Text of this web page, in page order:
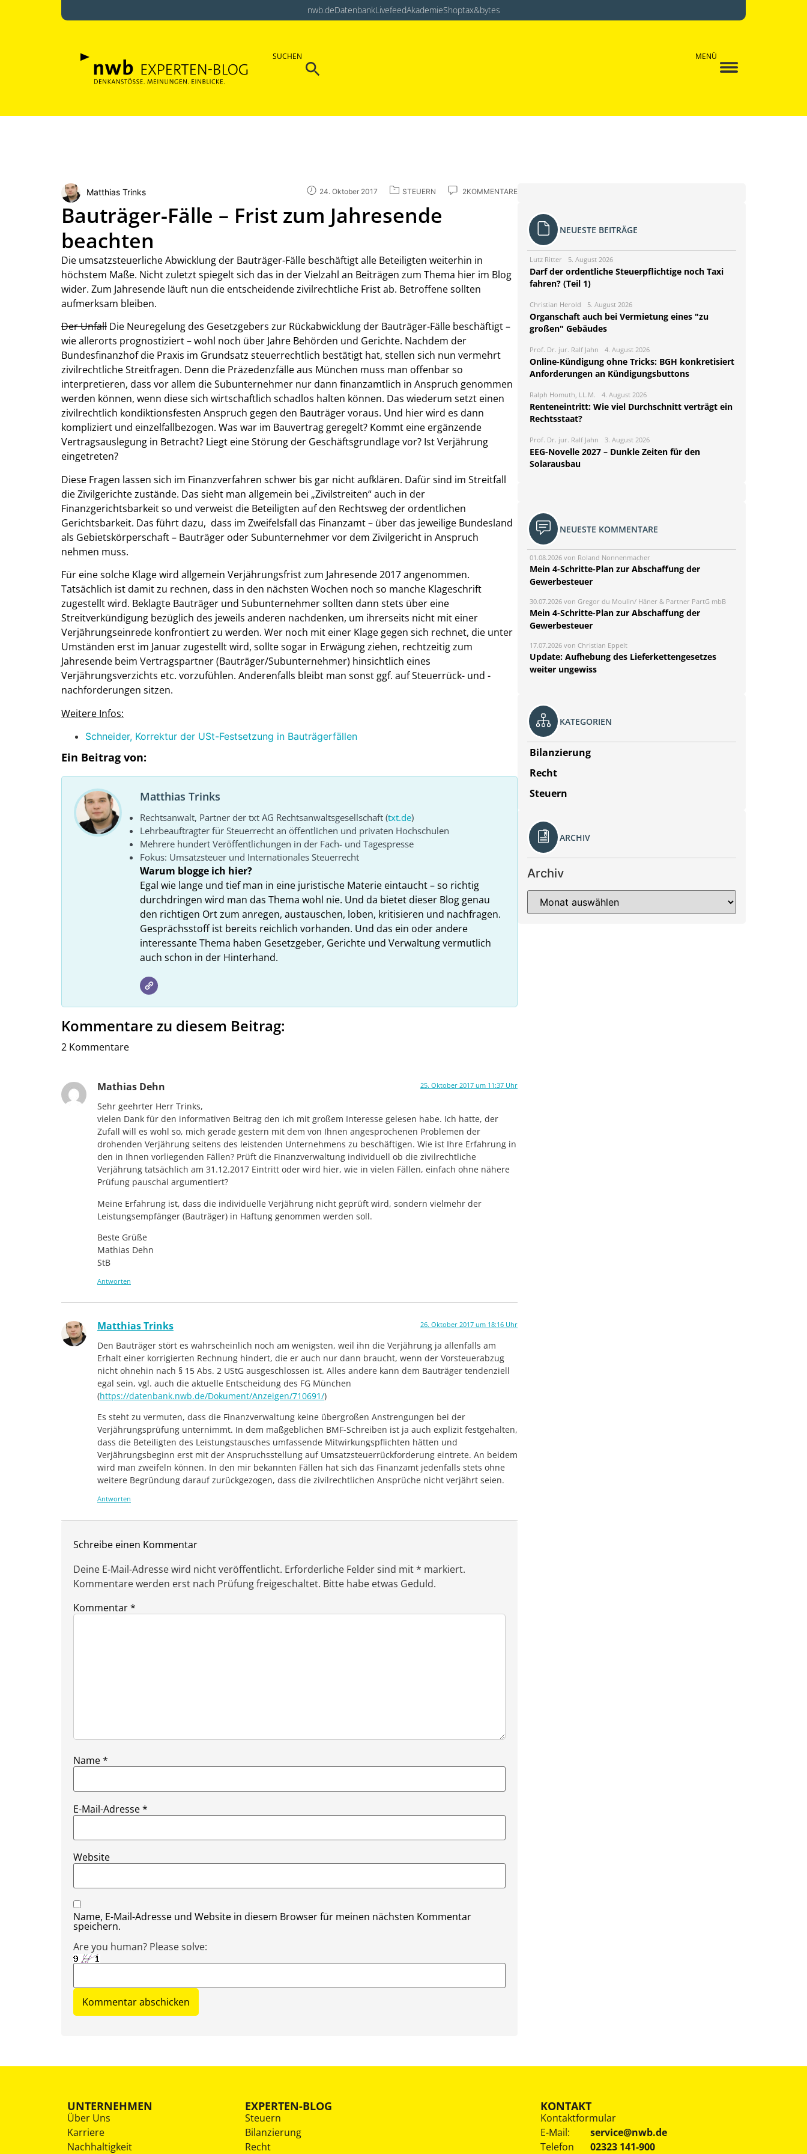
nwb.deDatenbankLivefeedAkademieShoptax&bytes
SUCHEN
Search
MENÜ
Matthias Trinks 24. Oktober 2017 STEUERN 2KOMMENTARE
Bauträger-Fälle – Frist zum Jahresende
beachten
Die umsatzsteuerliche Abwicklung der Bauträger-Fälle beschäftigt alle Beteiligten weiterhin in
höchstem Maße. Nicht zuletzt spiegelt sich das in der Vielzahl an Beiträgen zum Thema hier im Blog
wider. Zum Jahresende läuft nun die entscheidende zivilrechtliche Frist ab. Betroffene sollten
aufmerksam bleiben.
Der Unfall Die Neuregelung des Gesetzgebers zur Rückabwicklung der Bauträger-Fälle beschäftigt –
wie allerorts prognostiziert – wohl noch über Jahre Behörden und Gerichte. Nachdem der
Bundesfinanzhof die Praxis im Grundsatz steuerrechtlich bestätigt hat, stellen sich nun vermehrt
zivilrechtliche Streitfragen. Denn die Präzedenzfälle aus München muss man offenbar so
interpretieren, dass vor allem die Subunternehmer nur dann finanzamtlich in Anspruch genommen
werden können, wenn diese sich wirtschaftlich schadlos halten können. Das wiederum setzt einen
zivilrechtlich kondiktionsfesten Anspruch gegen den Bauträger voraus. Und hier wird es dann
kompliziert und einzelfallbezogen. Was war im Bauvertrag geregelt? Kommt eine ergänzende
Vertragsauslegung in Betracht? Liegt eine Störung der Geschäftsgrundlage vor? Ist Verjährung
eingetreten?
Diese Fragen lassen sich im Finanzverfahren schwer bis gar nicht aufklären. Dafür sind im Streitfall
die Zivilgerichte zustände. Das sieht man allgemein bei „Zivilstreiten“ auch in der
Finanzgerichtsbarkeit so und verweist die Beteiligten auf den Rechtsweg der ordentlichen
Gerichtsbarkeit. Das führt dazu, dass im Zweifelsfall das Finanzamt – über das jeweilige Bundesland
als Gebietskörperschaft – Bauträger oder Subunternehmer vor dem Zivilgericht in Anspruch
nehmen muss.
Für eine solche Klage wird allgemein Verjährungsfrist zum Jahresende 2017 angenommen.
Tatsächlich ist damit zu rechnen, dass in den nächsten Wochen noch so manche Klageschrift
zugestellt wird. Beklagte Bauträger und Subunternehmer sollten dann stets über eine
Streitverkündigung bezüglich des jeweils anderen nachdenken, um ihrerseits nicht mit einer
Verjährungseinrede konfrontiert zu werden. Wer noch mit einer Klage gegen sich rechnet, die unter
Umständen erst im Januar zugestellt wird, sollte sogar in Erwägung ziehen, rechtzeitig zum
Jahresende beim Vertragspartner (Bauträger/Subunternehmer) hinsichtlich eines
Verjährungsverzichts etc. vorzufühlen. Anderenfalls bleibt man sonst ggf. auf Steuerrück- und -
nachforderungen sitzen.
Weitere Infos:
Schneider, Korrektur der USt-Festsetzung in Bauträgerfällen
Ein Beitrag von:
Matthias Trinks
Rechtsanwalt, Partner der txt AG Rechtsanwaltsgesellschaft (txt.de)
Lehrbeauftragter für Steuerrecht an öffentlichen und privaten Hochschulen
Mehrere hundert Veröffentlichungen in der Fach- und Tagespresse
Fokus: Umsatzsteuer und Internationales Steuerrecht
Warum blogge ich hier?
Egal wie lange und tief man in eine juristische Materie eintaucht – so richtig
durchdringen wird man das Thema wohl nie. Und da bietet dieser Blog genau
den richtigen Ort zum anregen, austauschen, loben, kritisieren und nachfragen.
Gesprächsstoff ist bereits reichlich vorhanden. Und das ein oder andere
interessante Thema haben Gesetzgeber, Gerichte und Verwaltung vermutlich
auch schon in der Hinterhand.
Kommentare zu diesem Beitrag:
2 Kommentare
Mathias Dehn 25. Oktober 2017 um 11:37 Uhr
Sehr geehrter Herr Trinks,
vielen Dank für den informativen Beitrag den ich mit großem Interesse gelesen habe. Ich hatte, der
Zufall will es wohl so, mich gerade gestern mit dem von Ihnen angesprochenen Problemen der
drohenden Verjährung seitens des leistenden Unternehmens zu beschäftigen. Wie ist Ihre Erfahrung in
den in Ihnen vorliegenden Fällen? Prüft die Finanzverwaltung individuell ob die zivilrechtliche
Verjährung tatsächlich am 31.12.2017 Eintritt oder wird hier, wie in vielen Fällen, einfach ohne nähere
Prüfung pauschal argumentiert?
Meine Erfahrung ist, dass die individuelle Verjährung nicht geprüft wird, sondern vielmehr der
Leistungsempfänger (Bauträger) in Haftung genommen werden soll.
Beste Grüße
Mathias Dehn
StB
Antworten
Matthias Trinks 26. Oktober 2017 um 18:16 Uhr
Den Bauträger stört es wahrscheinlich noch am wenigsten, weil ihn die Verjährung ja allenfalls am
Erhalt einer korrigierten Rechnung hindert, die er auch nur dann braucht, wenn der Vorsteuerabzug
nicht ohnehin nach § 15 Abs. 2 UStG ausgeschlossen ist. Alles andere kann dem Bauträger tendenziell
egal sein, vgl. auch die aktuelle Entscheidung des FG München
(https://datenbank.nwb.de/Dokument/Anzeigen/710691/)
Es steht zu vermuten, dass die Finanzverwaltung keine übergroßen Anstrengungen bei der
Verjährungsprüfung unternimmt. In dem maßgeblichen BMF-Schreiben ist ja auch explizit festgehalten,
dass die Beteiligten des Leistungstausches umfassende Mitwirkungspflichten hätten und
Verjährungsbeginn erst mit der Anspruchsstellung auf Umsatzsteuerrückforderung eintrete. An beidem
wird man zweifeln können. In den mir bekannten Fällen hat sich das Finanzamt jedenfalls stets ohne
weitere Begründung darauf zurückgezogen, dass die zivilrechtlichen Ansprüche nicht verjährt seien.
Antworten
Schreibe einen Kommentar
Deine E-Mail-Adresse wird nicht veröffentlicht. Erforderliche Felder sind mit * markiert.
Kommentare werden erst nach Prüfung freigeschaltet. Bitte habe etwas Geduld.
Kommentar*
Name*
E-Mail-Adresse*
Website
Name, E-Mail-Adresse und Website in diesem Browser für meinen nächsten Kommentar
speichern.
Are you human? Please solve:
NEUESTE BEITRÄGE
Lutz Ritter 5. August 2026
Darf der ordentliche Steuerpflichtige noch Taxi
fahren? (Teil 1)
Christian Herold 5. August 2026
Organschaft auch bei Vermietung eines "zu
großen" Gebäudes
Prof. Dr. jur. Ralf Jahn 4. August 2026
Online-Kündigung ohne Tricks: BGH konkretisiert
Anforderungen an Kündigungsbuttons
Ralph Homuth, LL.M. 4. August 2026
Renteneintritt: Wie viel Durchschnitt verträgt ein
Rechtsstaat?
Prof. Dr. jur. Ralf Jahn 3. August 2026
EEG-Novelle 2027 – Dunkle Zeiten für den
Solarausbau
NEUESTE KOMMENTARE
01.08.2026 von Roland Nonnenmacher
Mein 4-Schritte-Plan zur Abschaffung der
Gewerbesteuer
30.07.2026 von Gregor du Moulin/ Häner & Partner PartG mbB
Mein 4-Schritte-Plan zur Abschaffung der
Gewerbesteuer
17.07.2026 von Christian Eppelt
Update: Aufhebung des Lieferkettengesetzes
weiter ungewiss
KATEGORIEN
Bilanzierung
Recht
Steuern
ARCHIV
Archiv
UNTERNEHMEN
Über Uns
Karriere
Nachhaltigkeit
EXPERTEN-BLOG
Steuern
Bilanzierung
Recht
KONTAKT
Kontaktformular
E-Mail:
service@nwb.de
Telefon
02323 141-900